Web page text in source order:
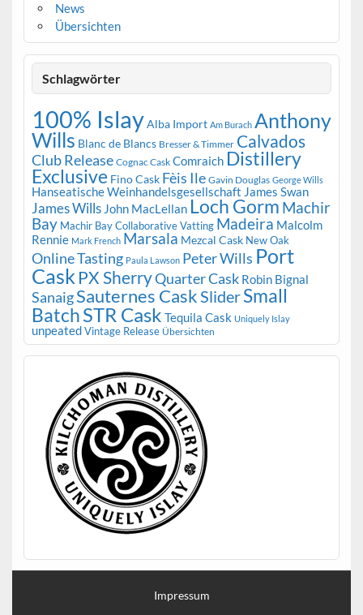
News
Übersichten
Schlagwörter
100% IslayAlba Import Am Burach Anthony
Wills Blanc de Blancs Bresser & Timmer Calvados
Club Release Cognac Cask Comraich Distillery
Exclusive Fino Cask Fèis Ile Gavin Douglas George Wills
Hanseatische Weinhandelsgesellschaft James Swan
James Wills John MacLellan Loch Gorm Machir
Bay Machir Bay Collaborative Vatting Madeira Malcolm
Rennie Mark French Marsala Mezcal Cask New Oak
Online Tasting Paula Lawson Peter Wills Port
Cask PX SherryQuarter Cask Robin Bignal
SanaigSauternes Cask SliderSmall
BatchSTR Cask Tequila Cask Uniquely Islay
unpeatedVintage Release Übersichten
Impressum